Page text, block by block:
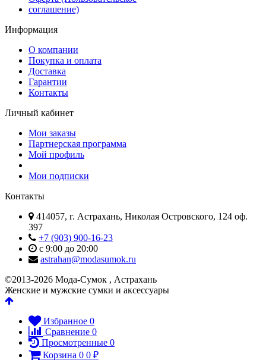
соглашение)
Информация
О компании
Покупка и оплата
Доставка
Гарантии
Контакты
Личный кабинет
Мои заказы
Партнерская программа
Мой профиль
Мои подписки
Контакты
414057, г. Астрахань, Николая Островского, 124 оф.
397
+7 (903) 900-16-23
с 9:00 до 20:00
astrahan@modasumok.ru
©2013-2026 Мода-Сумок , Астрахань
Женские и мужские сумки и аксессуары
Избранное 0
Сравнение 0
Просмотренные 0
Корзина 0 0 ₽